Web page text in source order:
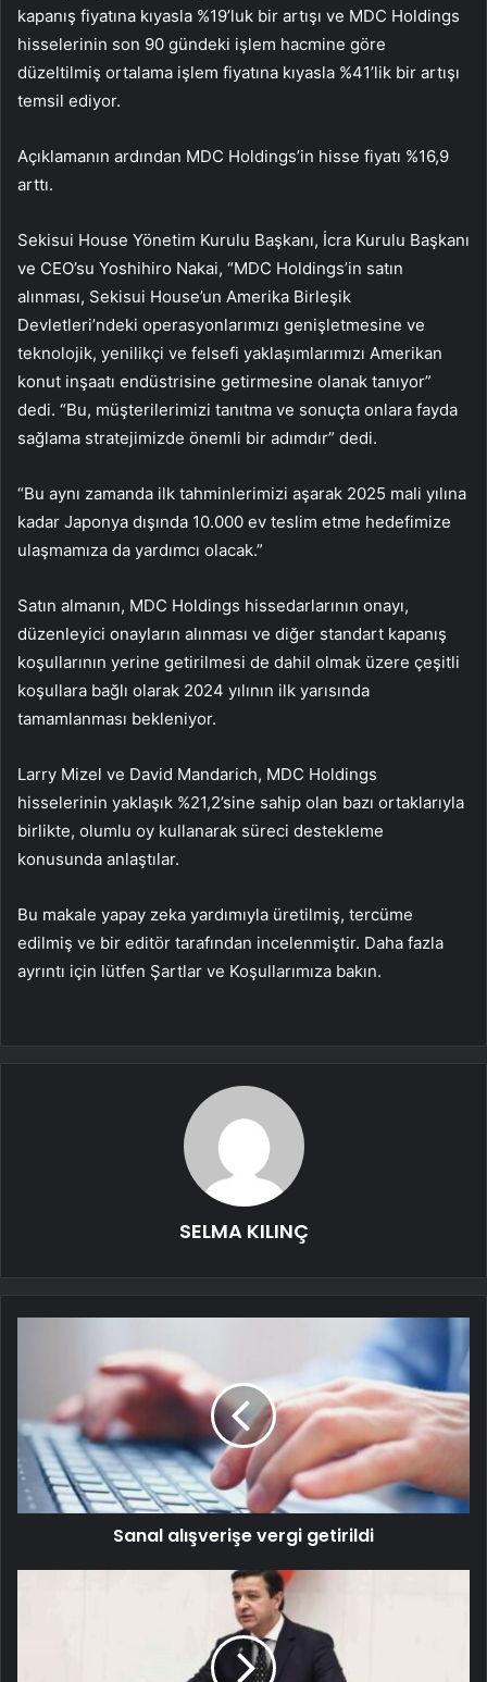
kapanış fiyatına kıyasla %19’luk bir artışı ve MDC Holdings
hisselerinin son 90 gündeki işlem hacmine göre
düzeltilmiş ortalama işlem fiyatına kıyasla %41’lik bir artışı
temsil ediyor.
Açıklamanın ardından MDC Holdings’in hisse fiyatı %16,9
arttı.
Sekisui House Yönetim Kurulu Başkanı, İcra Kurulu Başkanı
ve CEO’su Yoshihiro Nakai, “MDC Holdings’in satın
alınması, Sekisui House’un Amerika Birleşik
Devletleri’ndeki operasyonlarımızı genişletmesine ve
teknolojik, yenilikçi ve felsefi yaklaşımlarımızı Amerikan
konut inşaatı endüstrisine getirmesine olanak tanıyor”
dedi. “Bu, müşterilerimizi tanıtma ve sonuçta onlara fayda
sağlama stratejimizde önemli bir adımdır” dedi.
“Bu aynı zamanda ilk tahminlerimizi aşarak 2025 mali yılına
kadar Japonya dışında 10.000 ev teslim etme hedefimize
ulaşmamıza da yardımcı olacak.”
Satın almanın, MDC Holdings hissedarlarının onayı,
düzenleyici onayların alınması ve diğer standart kapanış
koşullarının yerine getirilmesi de dahil olmak üzere çeşitli
koşullara bağlı olarak 2024 yılının ilk yarısında
tamamlanması bekleniyor.
Larry Mizel ve David Mandarich, MDC Holdings
hisselerinin yaklaşık %21,2’sine sahip olan bazı ortaklarıyla
birlikte, olumlu oy kullanarak süreci destekleme
konusunda anlaştılar.
Bu makale yapay zeka yardımıyla üretilmiş, tercüme
edilmiş ve bir editör tarafından incelenmiştir. Daha fazla
ayrıntı için lütfen Şartlar ve Koşullarımıza bakın.
SELMA KILINÇ
Sanal alışverişe vergi getirildi